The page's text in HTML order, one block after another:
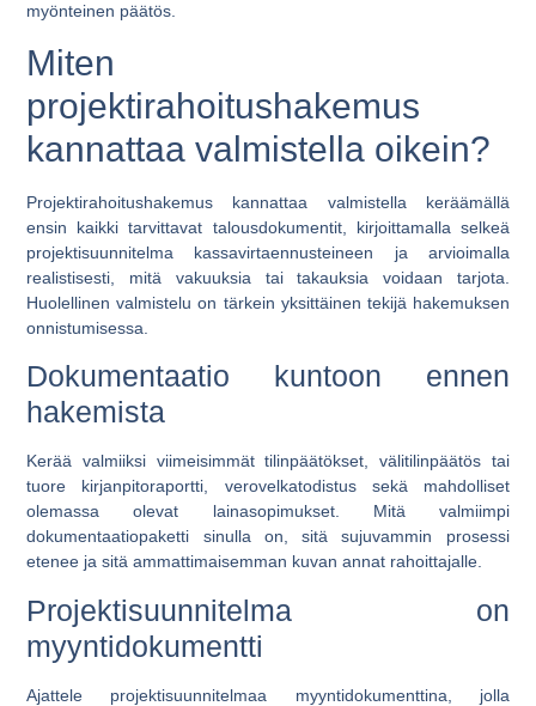
myönteinen päätös.
Miten
projektirahoitushakemus
kannattaa valmistella oikein?
Projektirahoitushakemus kannattaa valmistella keräämällä
ensin kaikki tarvittavat talousdokumentit, kirjoittamalla selkeä
projektisuunnitelma kassavirtaennusteineen ja arvioimalla
realistisesti, mitä vakuuksia tai takauksia voidaan tarjota.
Huolellinen valmistelu on tärkein yksittäinen tekijä hakemuksen
onnistumisessa.
Dokumentaatio kuntoon ennen
hakemista
Kerää valmiiksi viimeisimmät tilinpäätökset, välitilinpäätös tai
tuore kirjanpitoraportti, verovelkatodistus sekä mahdolliset
olemassa olevat lainasopimukset. Mitä valmiimpi
dokumentaatiopaketti sinulla on, sitä sujuvammin prosessi
etenee ja sitä ammattimaisemman kuvan annat rahoittajalle.
Projektisuunnitelma on
myyntidokumentti
Ajattele projektisuunnitelmaa myyntidokumenttina, jolla